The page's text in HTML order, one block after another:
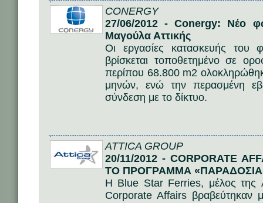
CONERGY
27/06/2012 - Conergy: Νέο
Μαγούλα Αττικής
Οι εργασίες κατασκευής του
βρίσκεται τοποθετημένο σε
περίπου 68.800 m2
μηνών, ενώ την περασμένη
σύνδεση με το δίκτυο.
ATTICA GROUP
20/11/2012 - CORPORATE
ΤΟ ΠΡΟΓΡΑΜΜΑ
Η Blue Star Ferries, μέλος της
Corporate Affairs βραβεύτηκαν